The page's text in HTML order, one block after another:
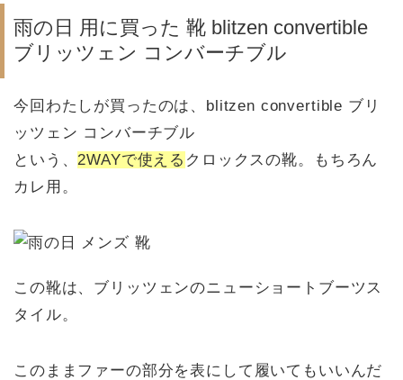
雨の日 用に買った 靴 blitzen convertible
ブリッツェン コンバーチブル
今回わたしが買ったのは、blitzen convertible ブリ
ッツェン コンバーチブル
という、 2WAYで使える クロックスの靴。もちろん
カレ用。
この靴は、ブリッツェンのニューショートブーツス
タイル。
このままファーの部分を表にして履いてもいいんだ